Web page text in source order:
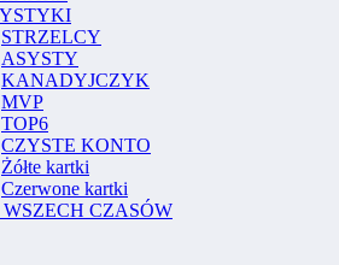
STRZELCY
ASYSTY
KANADYJCZYK
MVP
TOP6
CZYSTE KONTO
Żółte kartki
Czerwone kartki
CZASÓW